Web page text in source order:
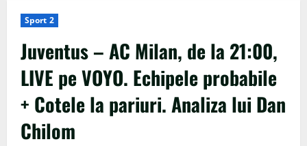
Sport 2
Juventus – AC Milan, de la 21:00,
LIVE pe VOYO. Echipele probabile
+ Cotele la pariuri. Analiza lui Dan
Chilom